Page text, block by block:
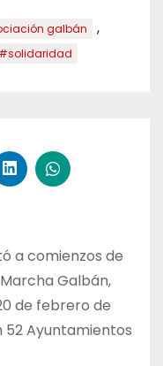
galbán ,
#solidaridad
a comienzos de
Galbán,
de febrero de
52 Ayuntamientos